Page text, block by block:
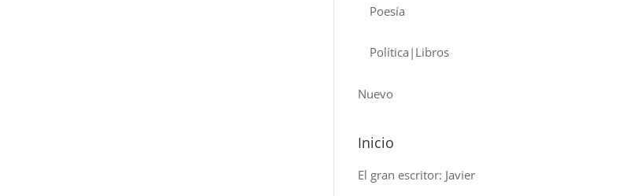
Poesía
Política|Libros
Nuevo
Inicio
El gran escritor: Javier